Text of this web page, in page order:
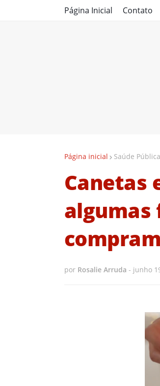
Página Inicial Contato
Página inicial Saúde Pública
Canetas
algumas
por Rosalie Arruda - junho